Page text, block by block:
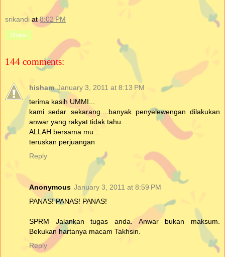
srikandi at8:02 PM
Share
144 comments:
hisham January 3, 2011 at 8:13 PM
terima kasih UMMI...
kami sedar sekarang....banyak penyelewengan dilakukan
anwar yang rakyat tidak tahu...
ALLAH bersama mu...
teruskan perjuangan
Reply
Anonymous January 3, 2011 at 8:59 PM
PANAS! PANAS! PANAS!
SPRM Jalankan tugas anda. Anwar bukan maksum.
Bekukan hartanya macam Takhsin.
Reply